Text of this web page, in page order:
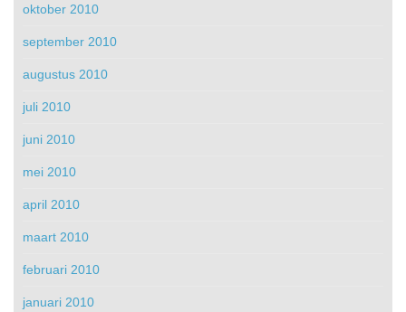
oktober 2010
september 2010
augustus 2010
juli 2010
juni 2010
mei 2010
april 2010
maart 2010
februari 2010
januari 2010